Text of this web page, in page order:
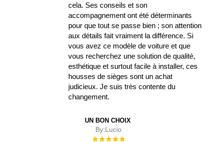
cela. Ses conseils et son
accompagnement ont été déterminants
pour que tout se passe bien ; son attention
aux détails fait vraiment la différence. Si
vous avez ce modèle de voiture et que
vous recherchez une solution de qualité,
esthétique et surtout facile à installer, ces
housses de sièges sont un achat
judicieux. Je suis très contente du
changement.
UN BON CHOIX
By:Lucio
Évaluation :